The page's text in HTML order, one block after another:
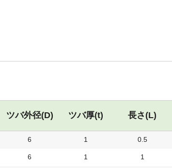
ツバ外径(D) ツバ厚(t) 長さ(L)
6 1 0.5
6 1 1